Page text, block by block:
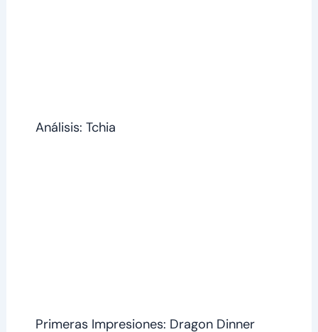
Análisis: Tchia
Primeras Impresiones: Dragon Dinner